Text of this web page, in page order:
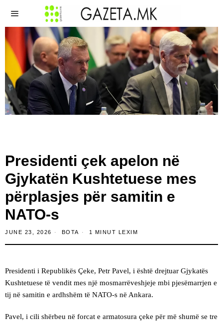
Presidenti çek apelon në
Gjykatën Kushtetuese mes
përplasjes për samitin e
NATO-s
JUNE 23, 2026 BOTA 1 MINUT LEXIM
Presidenti i Republikës Çeke, Petr Pavel, i është drejtuar Gjykatës
Kushtetuese të vendit mes një mosmarrëveshjeje mbi pjesëmarrjen e
tij në samitin e ardhshëm të NATO-s në Ankara.
Pavel, i cili shërbeu në forcat e armatosura çeke për më shumë se tre